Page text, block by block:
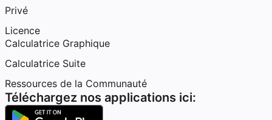
Privé
Licence
Calculatrice Graphique
Calculatrice Suite
Ressources de la Communauté
Téléchargez nos applications ici: